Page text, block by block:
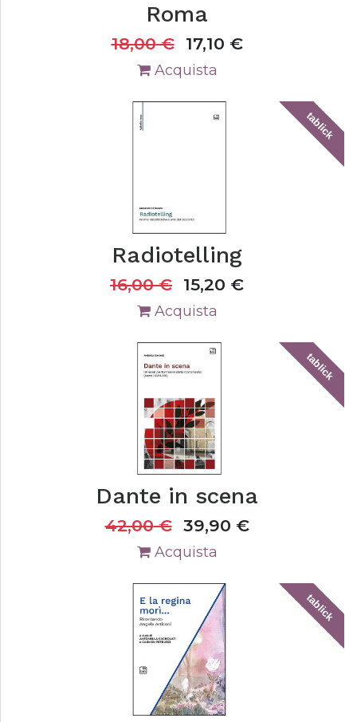
Roma
18,00€ 17,10 €
Acquista
tablick
Radiotelling
16,00€ 15,20 €
Acquista
tablick
Dante in scena
42,00€ 39,90 €
Acquista
tablick